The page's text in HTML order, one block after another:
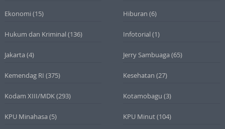
Ekonomi (15) Hiburan (6)
Hukum dan Kriminal (136) Infotorial (1)
Jakarta (4) Jerry Sambuaga (65)
Kemendag RI (375) Kesehatan (27)
Kodam XIII/MDK(293) Kotamobagu (3)
KPU Minahasa (5) KPU Minut(104)